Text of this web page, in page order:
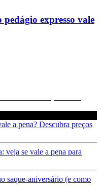
pedágio expresso vale
a pena? Descubra preços
veja se vale a pena para
saque-aniversário (e como